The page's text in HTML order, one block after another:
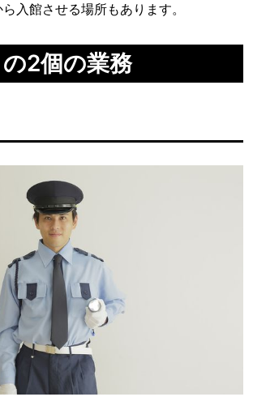
入館させる場所もあります。
の2個の業務